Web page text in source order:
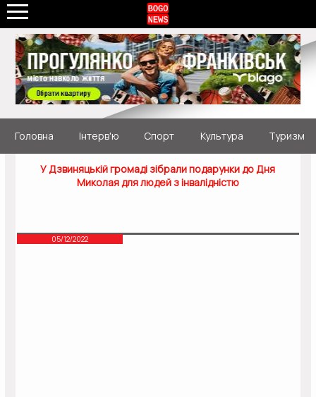
Головна Інтерв'ю Спорт Культура Туризм
У Дзвиняцькій громаді зібрали подарунки до Дня
Миколая для людей з інвалідністю
05/12/2022